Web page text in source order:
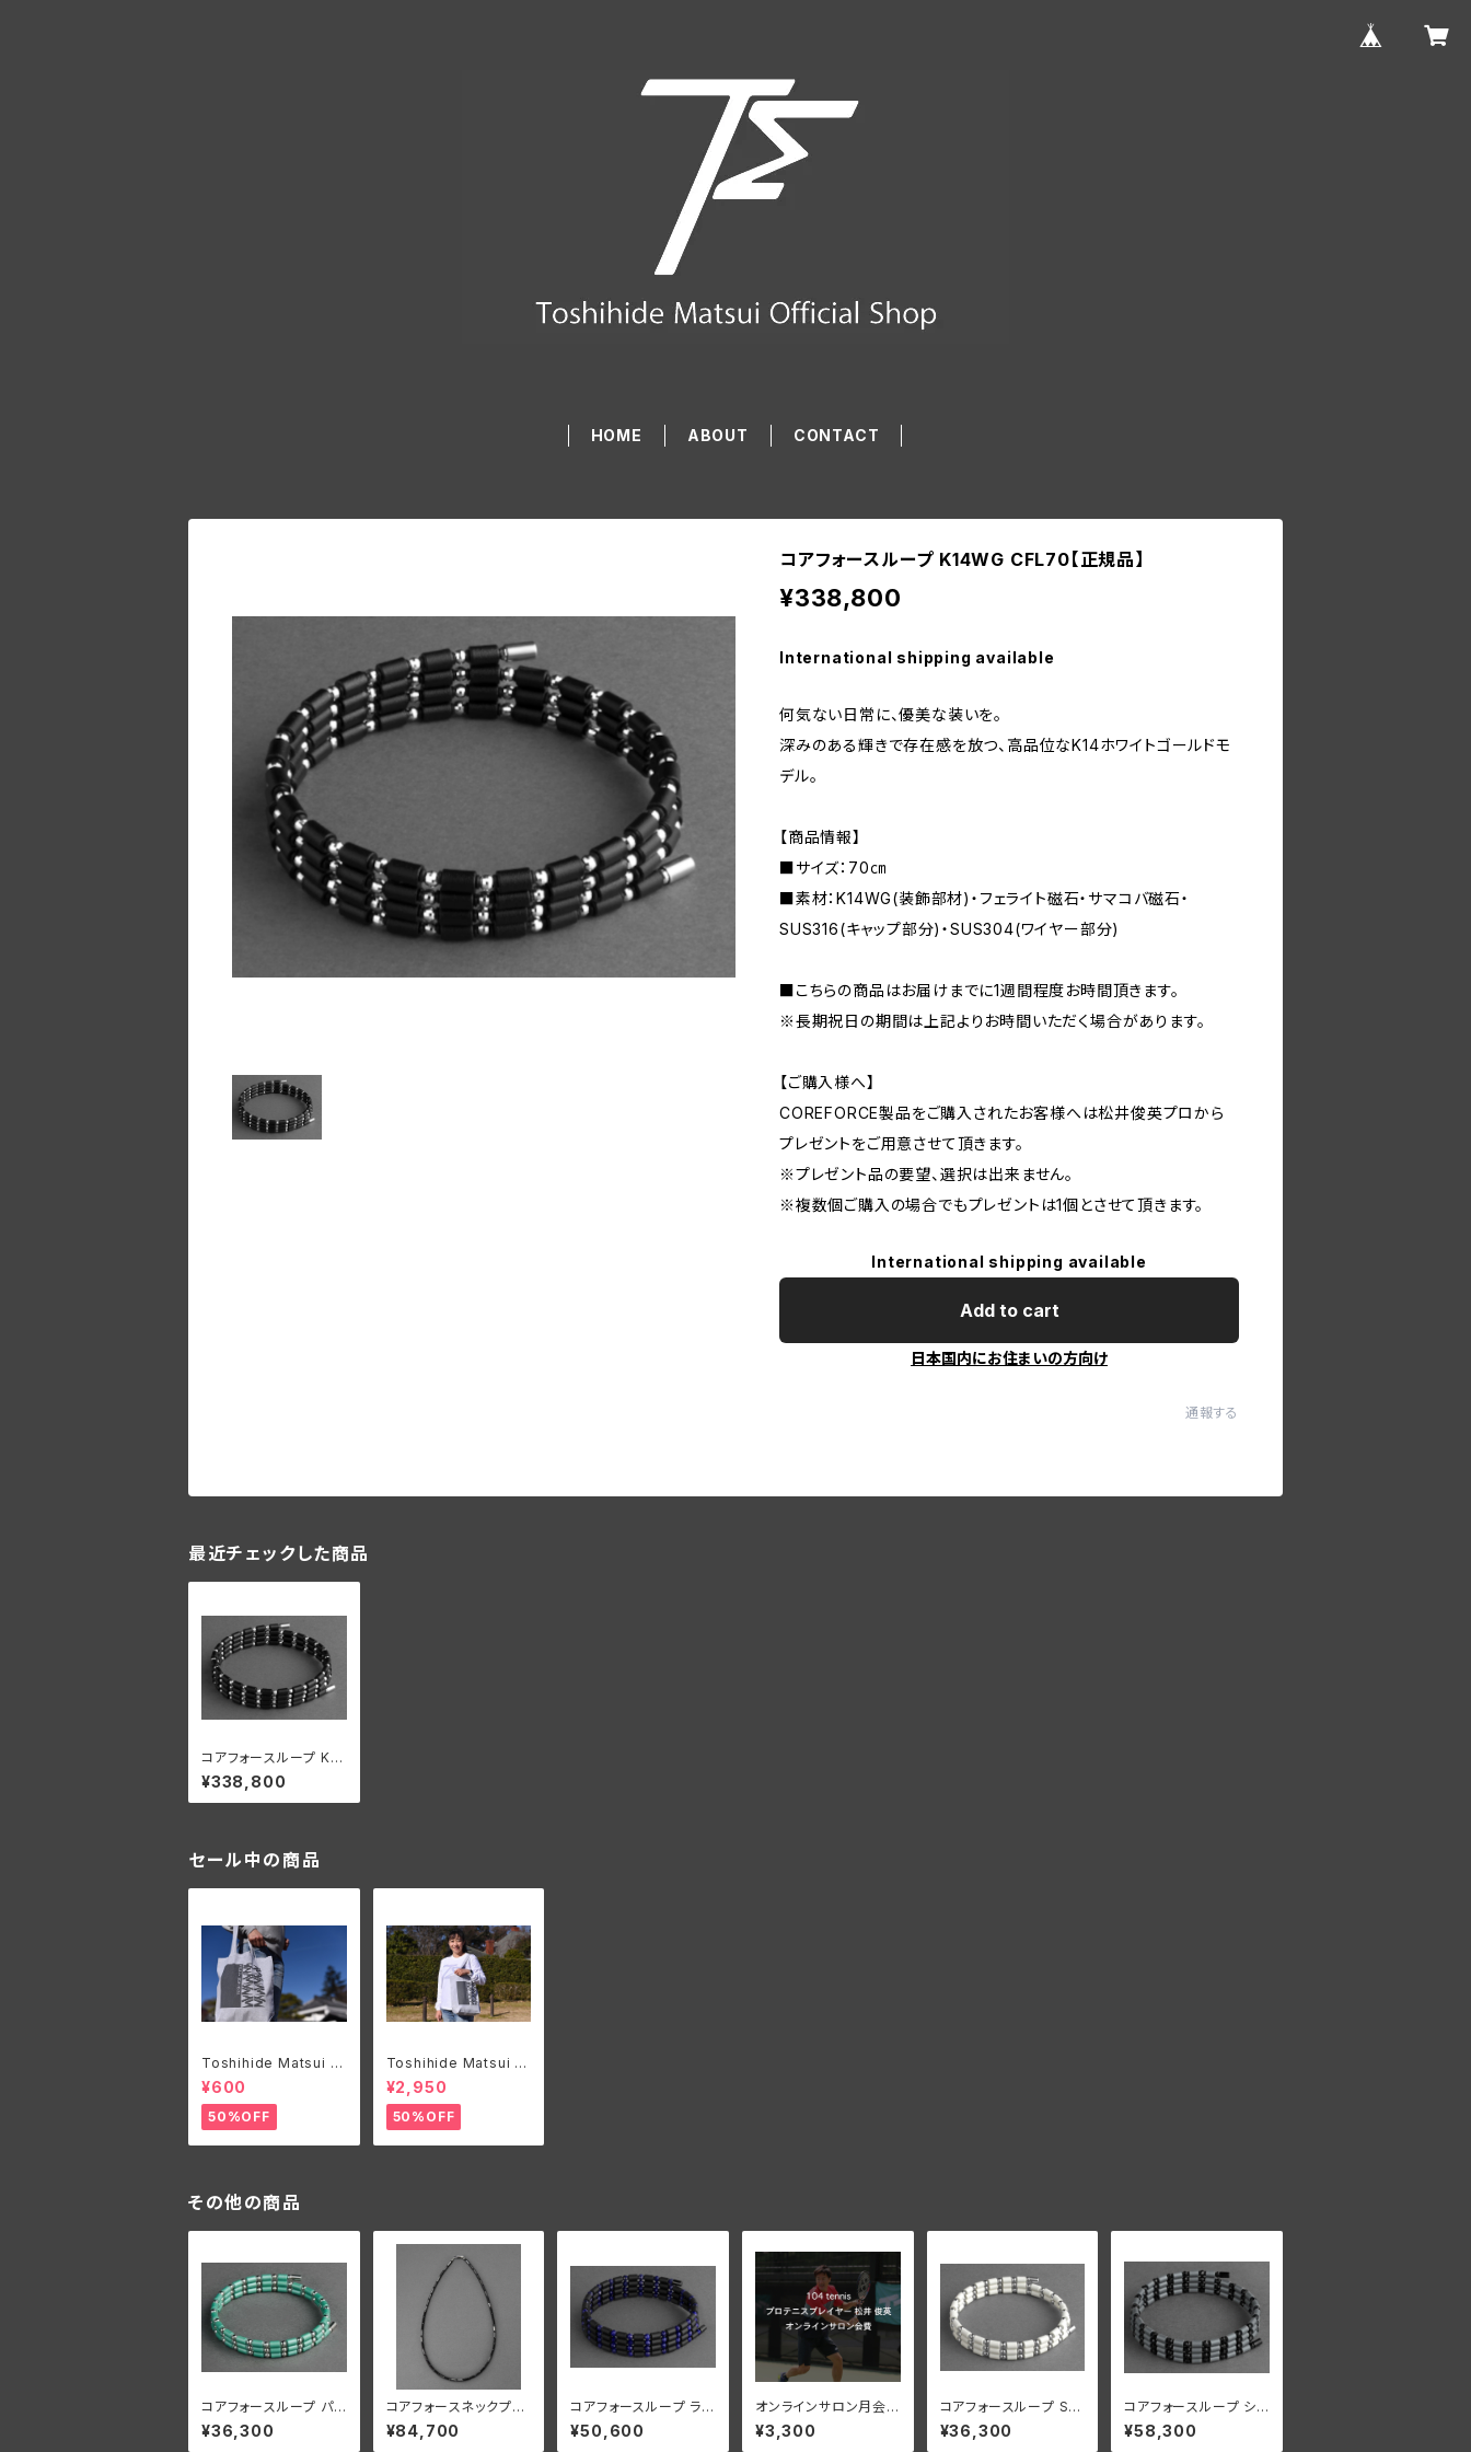
HOME ABOUT CONTACT
コアフォースループ K14WG CFL70【正規品】
¥338,800
International shipping available
何気ない日常に、優美な装いを。
深みのある輝きで存在感を放つ、高品位なK14ホワイトゴールドモ
デル。
【商品情報】
■サイズ：70㎝
■素材：K14WG(装飾部材)・フェライト磁石・サマコバ磁石・
SUS316(キャップ部分)・SUS304(ワイヤー部分)
■こちらの商品はお届けまでに1週間程度お時間頂きます。
※長期祝日の期間は上記よりお時間いただく場合があります。
【ご購入様へ】
COREFORCE製品をご購入されたお客様へは松井俊英プロから
プレゼントをご用意させて頂きます。
※プレゼント品の要望、選択は出来ません。
※複数個ご購入の場合でもプレゼントは1個とさせて頂きます。
International shipping available
Add to cart
日本国内にお住まいの方向け
通報する
最近チェックした商品
コアフォースループ K14
WG CFL70【正規品】
¥338,800
セール中の商品
Toshihide Matsui オ
リジナルエコバック
¥600
50%OFF
Toshihide Matsui オ
リジナルロングTシャツ
¥2,950
50%OFF
その他の商品
コアフォースループ パ
ールミント SUS CFL5
0【正規品】
¥36,300
コアフォースネックプロ
ブラックスピネル CFN4
4【正規品】
¥84,700
コアフォースループ ラピ
スラズリ CFL70【正規
品】
¥50,600
オンラインサロン月会
費
¥3,300
コアフォースループ SU
S ホワイト CFL50【正
規品】
¥36,300
コアフォースループ シル
バーグレー CFL70【正
規品】
¥58,300